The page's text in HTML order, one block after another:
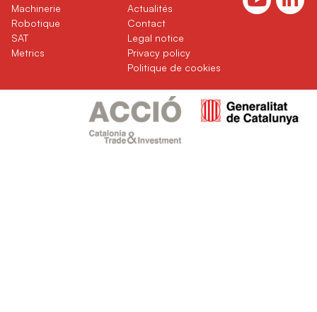
Machinerie
Robotique
SAT(current)
Metrics
Actualités(current)
Contact(current)
Legal notice
Privacy policy
Politique de cookies